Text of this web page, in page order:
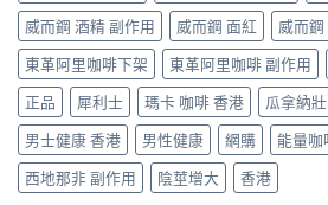
威而鋼 酒精 副作用
威而鋼 面紅 威而
東革阿里咖啡下架
東革阿里咖啡 副作用
正品
犀利士 瑪卡 咖啡 香港 瓜拿納
男士健康 香港
男性健康 網購 能量咖
西地那非 副作用
陰莖增大 香港